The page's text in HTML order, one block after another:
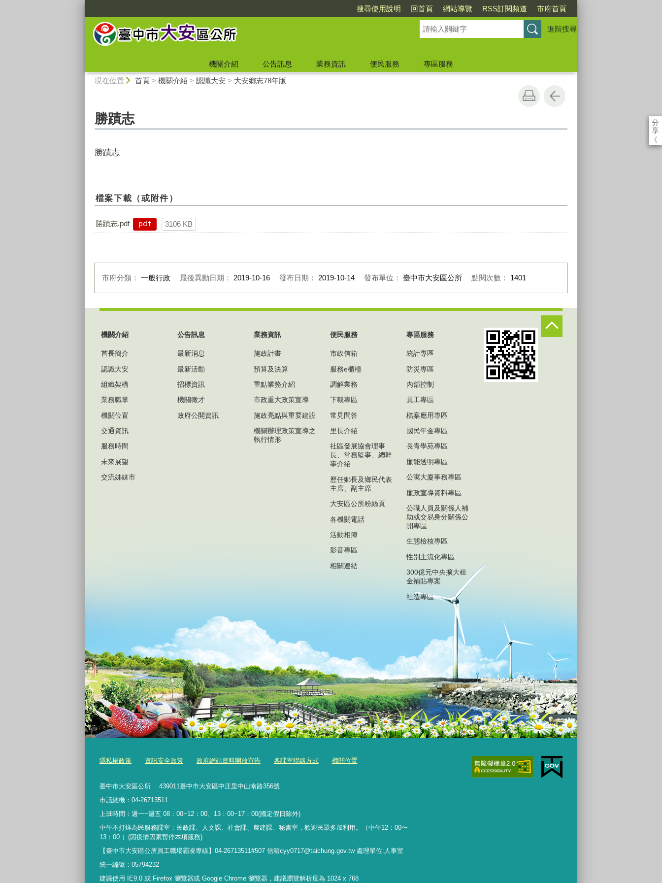
搜尋使用說明 回首頁 網站導覽 RSS訂閱頻道 市府首頁
進階搜尋
機關介紹 公告訊息 業務資訊 便民服務
專區服務
現在位置 首頁> 機關介紹 > 認識大安 > 大安鄉志78年版
分
享
《
勝蹟志
勝蹟志
檔案下載（或附件）
勝蹟志.pdf pdf 3106 KB
市府分類： 一般行政 最後異動日期： 2019-10-16 發布日期： 2019-10-14 發布單位： 臺中市大安區公所 點閱次數： 1401
機關介紹
首長簡介
認識大安
組織架構
業務職掌
機關位置
交通資訊
服務時間
未來展望
交流姊妹市
公告訊息
最新消息
最新活動
招標資訊
機關徵才
政府公開資訊
業務資訊
施政計畫
預算及決算
重點業務介紹
市政重大政策宣導
施政亮點與重要建設
機關辦理政策宣導之
執行情形
便民服務
市政信箱
服務e櫃檯
調解業務
下載專區
常見問答
里長介紹
社區發展協會理事
長、常務監事、總幹
事介紹
歷任鄉長及鄉民代表
主席、副主席
大安區公所粉絲頁
各機關電話
活動相簿
影音專區
相關連結
專區服務
統計專區
防災專區
內部控制
員工專區
檔案應用專區
國民年金專區
長青學苑專區
廉能透明專區
公寓大廈事務專區
廉政宣導資料專區
公職人員及關係人補
助或交易身分關係公
開專區
生態檢核專區
性別主流化專區
300億元中央擴大租
金補貼專案
社造專區
隱私權政策 資訊安全政策 政府網站資料開放宣告 各課室聯絡方式 機關位置
臺中市大安區公所 439011臺中市大安區中庄里中山南路356號
市話總機：04-26713511
上班時間：週一~週五 08：00~12：00、13：00~17：00(國定假日除外)
中午不打烊為民服務課室：民政課、人文課、社會課、農建課、秘書室，歡迎民眾多加利用。（中午12：00〜
13：00 ）(因疫情因素暫停本項服務)
【臺中市大安區公所員工職場霸凌專線】04-26713511#507 信箱cyy0717@taichung.gov.tw 處理單位:人事室
統一編號：05794232
建議使用 IE9.0 或 Firefox 瀏覽器或 Google Chrome 瀏覽器，建議瀏覽解析度為 1024 x 768